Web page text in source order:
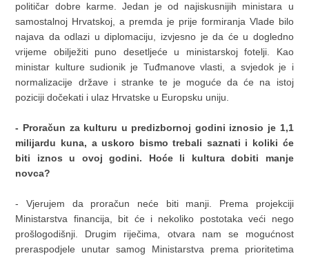
političar dobre karme. Jedan je od najiskusnijih ministara u
samostalnoj Hrvatskoj, a premda je prije formiranja Vlade bilo
najava da odlazi u diplomaciju, izvjesno je da će u dogledno
vrijeme obilježiti puno desetljeće u ministarskoj fotelji. Kao
ministar kulture sudionik je Tuđmanove vlasti, a svjedok je i
normalizacije države i stranke te je moguće da će na istoj
poziciji dočekati i ulaz Hrvatske u Europsku uniju.
- Proračun za kulturu u predizbornoj godini iznosio je 1,1
milijardu kuna, a uskoro bismo trebali saznati i koliki će
biti iznos u ovoj godini. Hoće li kultura dobiti manje
novca?
- Vjerujem da proračun neće biti manji. Prema projekciji
Ministarstva financija, bit će i nekoliko postotaka veći nego
prošlogodišnji. Drugim riječima, otvara nam se mogućnost
preraspodjele unutar samog Ministarstva prema prioritetima